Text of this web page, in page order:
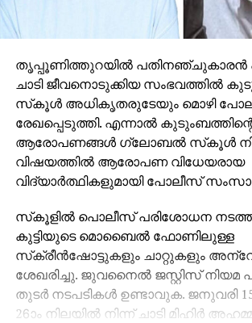
തൃപ്പൂണിത്തുറയില്‍ പതിനഞ്ചുകാരന്‍
ചാടി ജീവനൊടുക്കിയ സംഭവത്തില്‍
സ്‌കൂള്‍ അധികൃതരുടേയും മൊഴി
രേഖപ്പെടുത്തി. എന്നാല്‍
ആരോപണങ്ങള്‍ ഗ്ലോബല്‍ സ്‌കൂള്‍
വിഷയത്തില്‍ ആരോപണ വിധേയരായ
വിദ്യാര്‍ത്ഥികളുമായി പോലീസ്
സ്‌കൂളില്‍ പൊലീസ് പരിശോധന
കുട്ടിയുടെ മൊബൈല്‍ ഫോണിലുള്ള
സ്‌ക്രീന്‍ഷോട്ടുകളും ചാറ്റുകളും
ശേഖരിച്ചു. ജുവനൈല്‍ ജസ്റ്റിസ് നിയമ
തുടര്‍ നടപടികള്‍ ഉണ്ടാവുക. ജനുവരി
26ാം നിലയില്‍ നിന്ന് ചാടി മിഹിര്‍